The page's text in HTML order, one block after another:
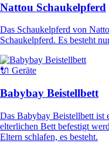
Nattou Schaukelpferd
Das Schaukelpferd von
Schaukelpferd. Es besteht
🔌 Geräte
Babybay Beistellbett
Das Babybay Beistellbett ist
elterlichen Bett befestigt
Eltern schlafen, es besteht.